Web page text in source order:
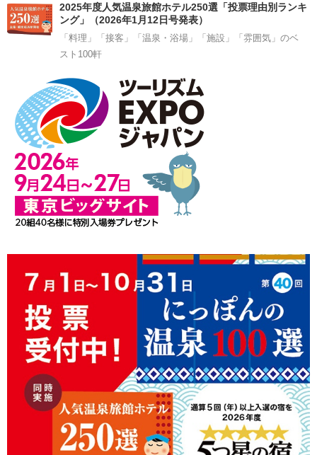
2025年度人気温泉旅館ホテル250選「投票理由別ランキ
ング」（2026年1月12日号発表）
「料理」「接客」「温泉・浴場」「施設」「雰囲気」のベ
スト100軒